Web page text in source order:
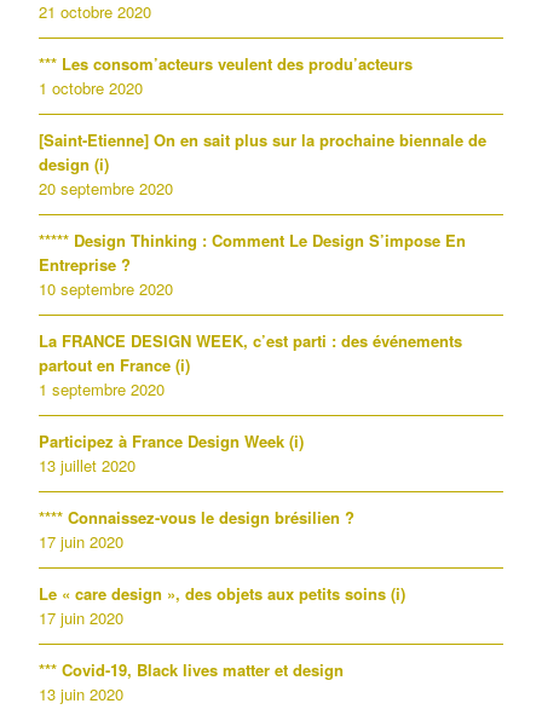
21 octobre 2020
*** Les consom’acteurs veulent des produ’acteurs
1 octobre 2020
[Saint-Etienne] On en sait plus sur la prochaine biennale de
design (i)
20 septembre 2020
***** Design Thinking : Comment Le Design S’impose En
Entreprise ?
10 septembre 2020
La FRANCE DESIGN WEEK, c’est parti : des événements
partout en France (i)
1 septembre 2020
Participez à France Design Week (i)
13 juillet 2020
**** Connaissez-vous le design brésilien ?
17 juin 2020
Le « care design », des objets aux petits soins (i)
17 juin 2020
*** Covid-19, Black lives matter et design
13 juin 2020